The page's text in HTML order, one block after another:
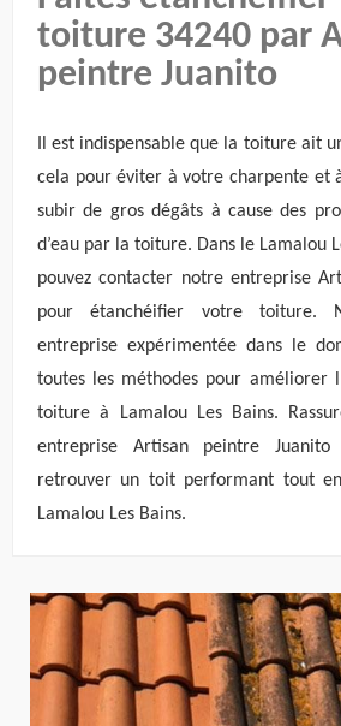
toiture 34240 par
peintre Juanito
Il est indispensable que la toiture ait
cela pour éviter à votre charpente et
subir de gros dégâts à cause des
d’eau par la toiture. Dans le Lamalou
pouvez contacter notre entreprise
pour étanchéifier votre toiture.
entreprise expérimentée dans le
toutes les méthodes pour améliorer
toiture à Lamalou Les Bains.
entreprise Artisan peintre
retrouver un toit performant tout
Lamalou Les Bains.